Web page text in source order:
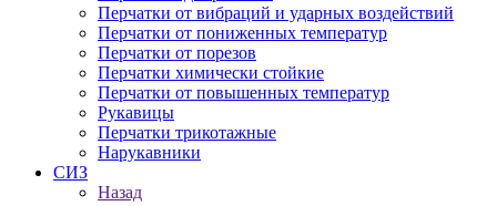
Перчатки от вибраций и ударных воздействий
Перчатки от пониженных температур
Перчатки от порезов
Перчатки химически стойкие
Перчатки от повышенных температур
Рукавицы
Перчатки трикотажные
Нарукавники
СИЗ
Назад